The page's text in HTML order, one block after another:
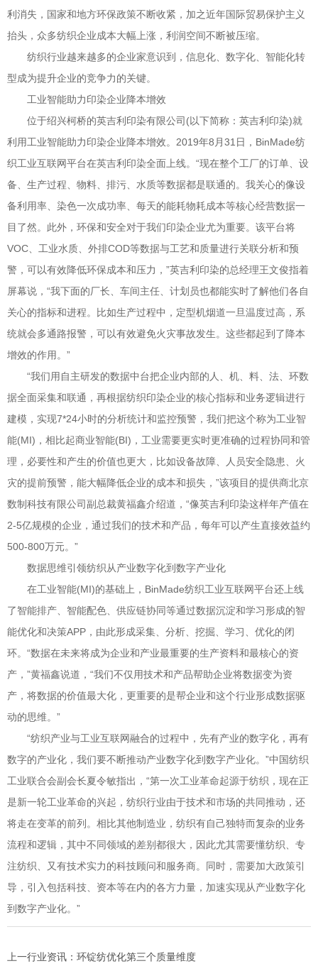
利消失，国家和地方环保政策不断收紧，加之近年国际贸易保护主义
抬头，众多纺织企业成本大幅上涨，利润空间不断被压缩。
纺织行业越来越多的企业家意识到，信息化、数字化、智能化转
型成为提升企业的竞争力的关键。
工业智能助力印染企业降本增效
位于绍兴柯桥的英吉利印染有限公司(以下简称：英吉利印染)就
利用工业智能助力印染企业降本增效。2019年8月31日，BinMade纺
织工业互联网平台在英吉利印染全面上线。“现在整个工厂的订单、设
备、生产过程、物料、排污、水质等数据都是联通的。我关心的像设
备利用率、染色一次成功率、每天的能耗物耗成本等核心经营数据一
目了然。此外，环保和安全对于我们印染企业尤为重要。该平台将
VOC、工业水质、外排COD等数据与工艺和质量进行关联分析和预
警，可以有效降低环保成本和压力，”英吉利印染的总经理王文俊指着
屏幕说，“我下面的厂长、车间主任、计划员也都能实时了解他们各自
关心的指标和进程。比如生产过程中，定型机烟道一旦温度过高，系
统就会多通路报警，可以有效避免火灾事故发生。这些都起到了降本
增效的作用。”
“我们用自主研发的数据中台把企业内部的人、机、料、法、环数
据全面采集和联通，再根据纺织印染企业的核心指标和业务逻辑进行
建模，实现7*24小时的分析统计和监控预警，我们把这个称为工业智
能(MI)，相比起商业智能(BI)，工业需要更实时更准确的过程协同和管
理，必要性和产生的价值也更大，比如设备故障、人员安全隐患、火
灾的提前预警，能大幅降低企业的成本和损失，”该项目的提供商北京
数制科技有限公司副总裁黄福鑫介绍道，“像英吉利印染这样年产值在
2-5亿规模的企业，通过我们的技术和产品，每年可以产生直接效益约
500-800万元。”
数据思维引领纺织从产业数字化到数字产业化
在工业智能(MI)的基础上，BinMade纺织工业互联网平台还上线
了智能排产、智能配色、供应链协同等通过数据沉淀和学习形成的智
能优化和决策APP，由此形成采集、分析、挖掘、学习、优化的闭
环。“数据在未来将成为企业和产业最重要的生产资料和最核心的资
产，”黄福鑫说道，“我们不仅用技术和产品帮助企业将数据变为资
产，将数据的价值最大化，更重要的是帮企业和这个行业形成数据驱
动的思维。”
“纺织产业与工业互联网融合的过程中，先有产业的数字化，再有
数字的产业化，我们要不断推动产业数字化到数字产业化。”中国纺织
工业联合会副会长夏令敏指出，“第一次工业革命起源于纺织，现在正
是新一轮工业革命的兴起，纺织行业由于技术和市场的共同推动，还
将走在变革的前列。相比其他制造业，纺织有自己独特而复杂的业务
流程和逻辑，其中不同领域的差别都很大，因此尤其需要懂纺织、专
注纺织、又有技术实力的科技顾问和服务商。同时，需要加大政策引
导，引入包括科技、资本等在内的各方力量，加速实现从产业数字化
到数字产业化。”
上一行业资讯：环锭纺优化第三个质量维度